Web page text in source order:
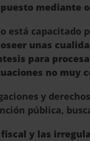
puesto mediante
está capacitado
unas
para
no muy
y
pública,
y las